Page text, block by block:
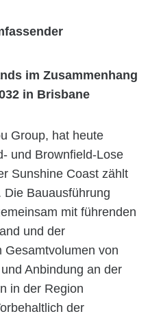
im Zusammenhang
in Brisbane
Group, hat heute
und Brownfield-Lose
Sunshine Coast zählt
Bauausführung
mit führenden
und der
Gesamtvolumen von
Anbindung an der
in der Region
der